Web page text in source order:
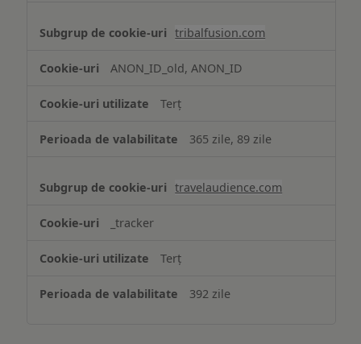
tribalfusion.com
ANON_ID_old, ANON_ID
Terț
365 zile, 89 zile
travelaudience.com
_tracker
Terț
392 zile